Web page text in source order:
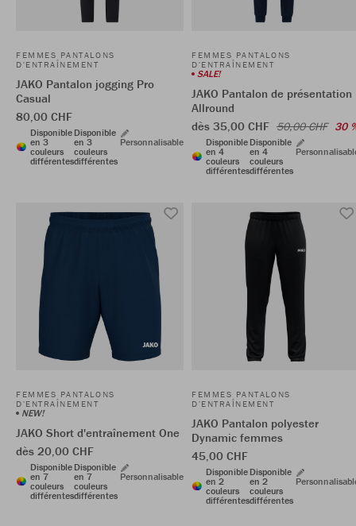
FEMMES PANTALONS
D'ENTRAÎNEMENT
JAKO Pantalon jogging Pro
Casual
80,00 CHF
Disponible
en 3
couleurs
différentes
Disponible
en 3
couleurs
différentes
Personnalisable
FEMMES PANTALONS
D'ENTRAÎNEMENT
SALE!
JAKO Pantalon de présentation
Allround
dès 35,00 CHF 50,00 CHF 30
Disponible
en 4
couleurs
différentes
Disponible
en 4
couleurs
différentes
FEMMES PANTALONS
D'ENTRAÎNEMENT
NEW!
JAKO Short d'entraînement One
dès 20,00 CHF
Disponible
en 7
couleurs
différentes
Disponible
en 7
couleurs
différentes
Personnalisable
FEMMES PANTALONS
D'ENTRAÎNEMENT
JAKO Pantalon polyester
Dynamic femmes
45,00 CHF
Disponible
en 2
couleurs
différentes
Disponible
en 2
couleurs
différentes